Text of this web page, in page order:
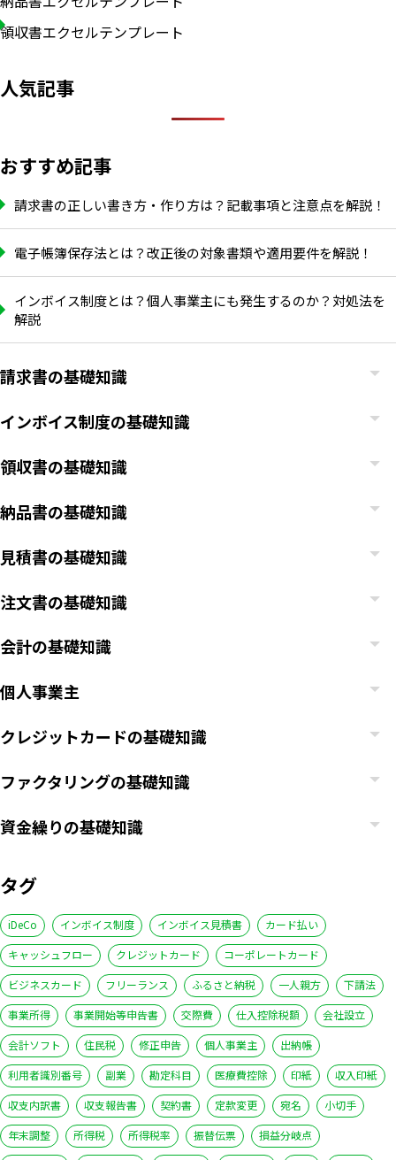
領収書エクセルテンプレート
人気記事
おすすめ記事
請求書の正しい書き方・作り方は？記載事項と注意点を解説！
電子帳簿保存法とは？改正後の対象書類や適用要件を解説！
インボイス制度とは？個人事業主にも発生するのか？対処法を
解説
請求書の基礎知識
インボイス制度の基礎知識
領収書の基礎知識
納品書の基礎知識
見積書の基礎知識
注文書の基礎知識
会計の基礎知識
個人事業主
クレジットカードの基礎知識
ファクタリングの基礎知識
資金繰りの基礎知識
タグ
iDeCo インボイス制度 インボイス見積書
カード払い
キャッシュフロー
クレジットカード
コーポレートカード
ビジネスカード
フリーランス ふるさと納税 一人親方
下請法
事業所得
事業開始等申告書 交際費 仕入控除税額
会社設立
会計ソフト
住民税 修正申告 個人事業主
出納帳
利用者識別番号
副業 勘定科目 医療費控除 印紙
収入印紙
収支内訳書
収支報告書 契約書 定款変更 宛名
小切手
年末調整
所得税 所得税率 振替伝票
損益分岐点